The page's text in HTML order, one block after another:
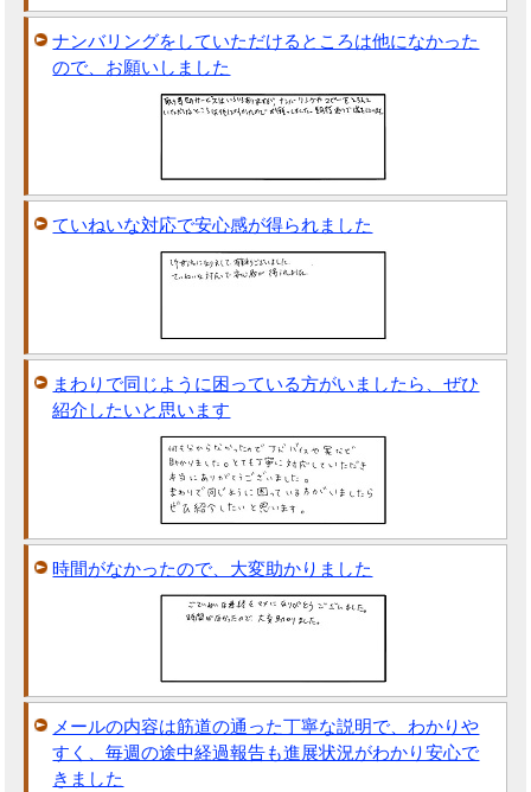
ナンバリングをしていただけるところは他になかった
ので、お願いしました
ていねいな対応で安心感が得られました
まわりで同じように困っている方がいましたら、ぜひ
紹介したいと思います
時間がなかったので、大変助かりました
メールの内容は筋道の通った丁寧な説明で、わかりや
すく、毎週の途中経過報告も進展状況がわかり安心で
きました